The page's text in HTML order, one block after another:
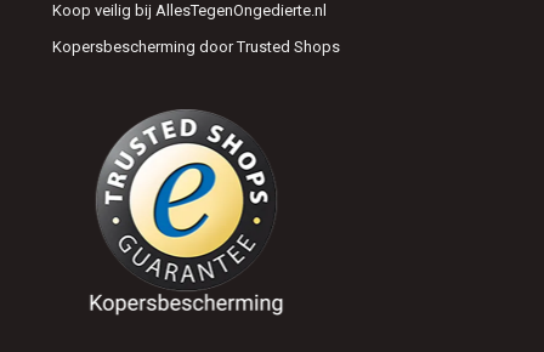
Koop veilig bij AllesTegenOngedierte.nl
Kopersbescherming door Trusted Shops